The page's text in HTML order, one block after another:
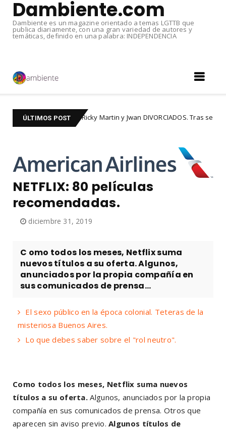
Dambiente.com
Dambiente es un magazine orientado a temas LGTTB que
publica diariamente, con una gran variedad de autores y
temáticas, definido en una palabra: INDEPENDENCIA
ÚLTIMOS POST
Ricky Martin y Jwan DIVORCIADOS. Tras seis años de matrimonio
NETFLIX: 80 películas
recomendadas.
diciembre 31, 2019
C omo todos los meses, Netflix suma
nuevos títulos a su oferta. Algunos,
anunciados por la propia compañía en
sus comunicados de prensa...
El sexo público en la época colonial. Teteras de la
misteriosa Buenos Aires.
Lo que debes saber sobre el "rol neutro".
Como todos los meses, Netflix suma nuevos
títulos a su oferta. Algunos, anunciados por la propia
compañía en sus comunicados de prensa. Otros que
aparecen sin aviso previo.Algunos títulos de